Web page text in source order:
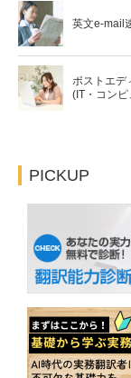
英文e-mail
ポストエデ
(IT・コン
PICKUP